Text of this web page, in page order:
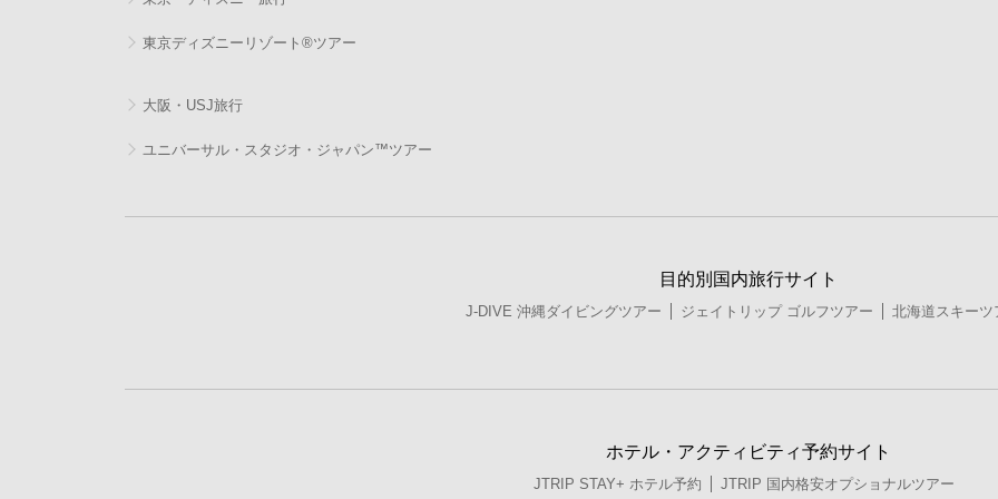
東京ディズニーリゾート®ツアー
大阪・USJ旅行
ユニバーサル・スタジオ・ジャパン™ツアー
目的別国内旅行サイト
J-DIVE 沖縄ダイビングツアー ジェイトリップ ゴルフツアー 北海道スキーツ
ホテル・アクティビティ予約サイト
JTRIP STAY+ ホテル予約 JTRIP 国内格安オプショナルツアー